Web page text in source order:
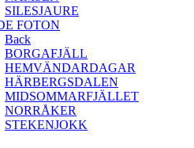
SILESJAURE
FOTON
Back
BORGAFJÄLL
HEMVÄNDARDAGAR
HÄRBERGSDALEN
MIDSOMMARFJÄLLET
NORRÅKER
STEKENJOKK